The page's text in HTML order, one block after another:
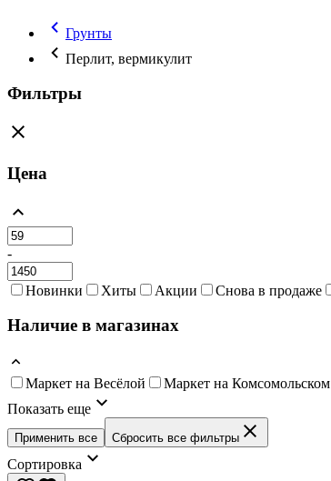
Грунты
Перлит, вермикулит
Фильтры
Цена
-
Новинки Хиты Акции Снова в продаже
Наличие в магазинах
Маркет на Весёлой Маркет на Комсомольском
Показать еще
Применить все Сбросить все фильтры
Сортировка